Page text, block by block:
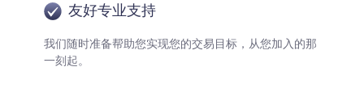
友好专业支持
我们随时准备帮助您实现您的交易目标，从您加入的那
一刻起。